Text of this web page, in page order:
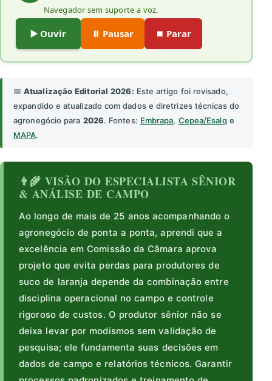
Navegador sem suporte a voz.
▶️ Ouvir ⏸️ Pausar ⏹️ Parar
📅Atualização Editorial 2026: Este artigo foi revisado,
expandido e atualizado com dados e diretrizes técnicas do
agronegócio para 2026. Fontes: Embrapa, Cepea/Esalq e
MAPA.
👨‍🌾 VISÃO DO ESPECIALISTA SÊNIOR
& ANÁLISE DE CAMPO
Ao longo de mais de 25 anos acompanhando o
agronegócio de ponta a ponta, aprendi que a
excelência em Comissão da Câmara aprova
projeto que evita perdas para produtores de
suco de laranja depende da combinação entre
disciplina operacional no campo e controle
rigoroso de custos. O produtor sênior não se
deixa levar por modismos sem validação de
pesquisa; ele fundamenta suas decisões em
dados de campo e relatórios técnicos. Garantir